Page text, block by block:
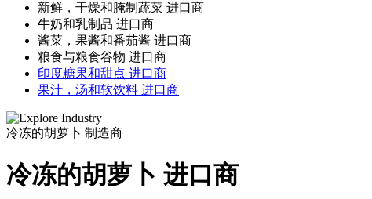
新鲜，干燥和腌制蔬菜 进口商
牛奶和乳制品 进口商
酱菜，果酱和番茄酱 进口商
粮食与粮食谷物 进口商
印度糖果和甜点 进口商
果汁，汤和软饮料 进口商
冷冻的胡萝卜 制造商
冷冻的胡萝卜 进口商